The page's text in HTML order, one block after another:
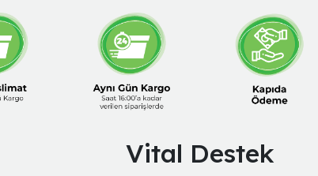
Vital Destek